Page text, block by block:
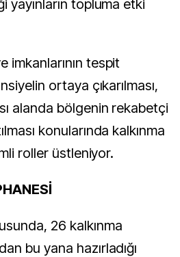
yayınların topluma etki
imkanlarının tespit
ortaya çıkarılması,
alanda bölgenin rekabetçi
konularında kalkınma
roller üstleniyor.
26 kalkınma
bu yana hazırladığı